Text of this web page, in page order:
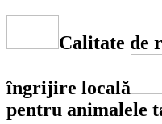
Calitate de
îngrijire locală
pentru animalele